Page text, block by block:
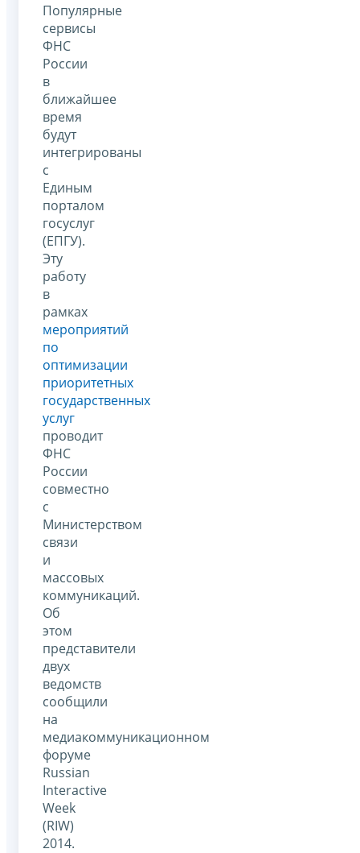
Популярные
сервисы
ФНС
России
в
ближайшее
время
будут
интегрированы
с
Единым
порталом
госуслуг
(ЕПГУ).
Эту
работу
в
рамках
мероприятий
по
оптимизации
приоритетных
государственных
услуг
проводит
ФНС
России
совместно
с
Министерством
связи
и
массовых
коммуникаций.
Об
этом
представители
двух
ведомств
сообщили
на
медиакоммуникационном
форуме
Russian
Interactive
Week
(RIW)
2014.